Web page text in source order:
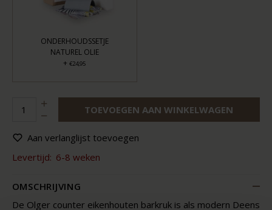
ONDERHOUDSSETJE
NATUREL OLIE
+ €24,95
TOEVOEGEN AAN WINKELWAGEN
Aan verlanglijst toevoegen
Levertijd: 6-8 weken
OMSCHRIJVING
De Olger counter eikenhouten barkruk is als modern Deens